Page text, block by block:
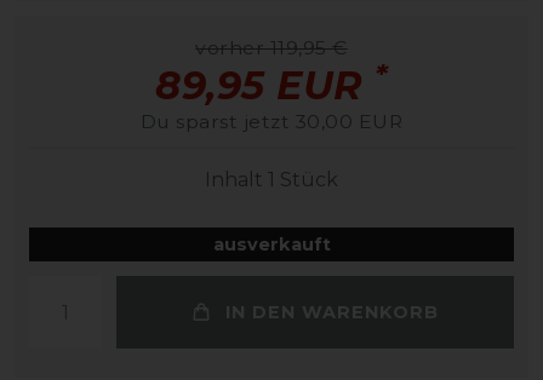
vorher 119,95 €
89,95 EUR *
Du sparst jetzt 30,00 EUR
Inhalt 1 Stück
ausverkauft
IN DEN WARENKORB